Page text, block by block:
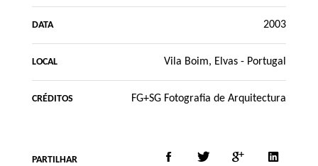
DATA 2003
LOCAL Vila Boim, Elvas - Portugal
CRÉDITOS FG+SG Fotografia de Arquitectura
PARTILHAR